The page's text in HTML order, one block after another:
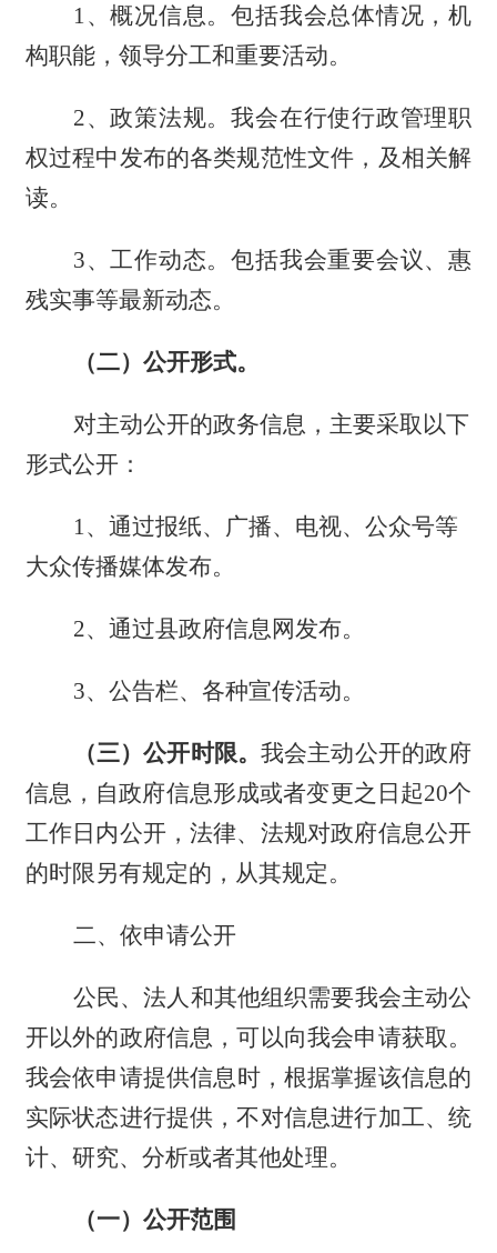
1、概况信息。包括我会总体情况，机
构职能，领导分工和重要活动。
2、政策法规。我会在行使行政管理职
权过程中发布的各类规范性文件，及相关解
读。
3、工作动态。包括我会重要会议、惠
残实事等最新动态。
（二）公开形式。
对主动公开的政务信息，主要采取以下
形式公开：
1、通过报纸、广播、电视、公众号等
大众传播媒体发布。
2、通过县政府信息网发布。
3、公告栏、各种宣传活动。
（三）公开时限。我会主动公开的政府
信息，自政府信息形成或者变更之日起20个
工作日内公开，法律、法规对政府信息公开
的时限另有规定的，从其规定。
二、依申请公开
公民、法人和其他组织需要我会主动公
开以外的政府信息，可以向我会申请获取。
我会依申请提供信息时，根据掌握该信息的
实际状态进行提供，不对信息进行加工、统
计、研究、分析或者其他处理。
（一）公开范围